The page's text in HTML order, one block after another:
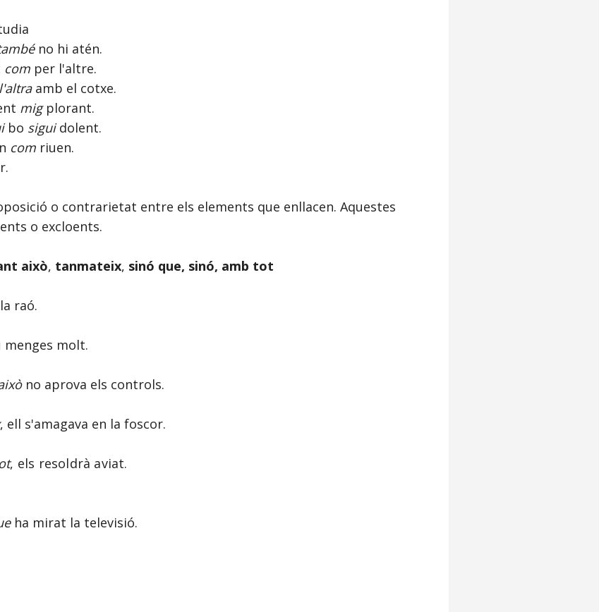
no hi atén.
com per l'altre.
l'altraamb el cotxe.
migplorant.
bo siguidolent.
com riuen.
o contrarietat entre els elements que enllacen. Aquestes
o excloents.
això, tanmateix, sinó que, sinó, amb tot
raó.
molt.
no aprova els controls.
, ell s'amagava en la foscor.
, els resoldrà aviat.
ha mirat la televisió.